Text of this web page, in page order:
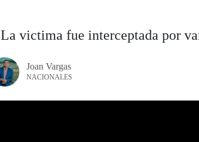
La victima fue interceptada por
Joan Vargas
NACIONALES